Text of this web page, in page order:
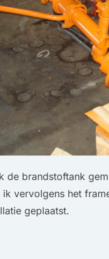
de brandstoftank
vervolgens het
geplaatst.